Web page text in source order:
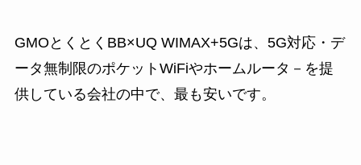
GMOとくとくBB×UQ WIMAX+5Gは、5G対応・デ
ータ無制限のポケットWiFiやホームルータ－を提
供している会社の中で、最も安いです。